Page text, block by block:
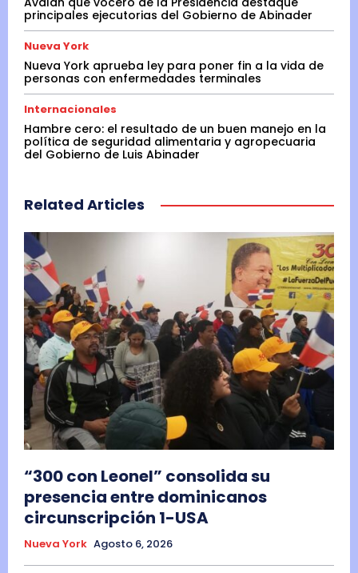
principales ejecutorias del Gobierno de Abinader
Nueva York
Nueva York aprueba ley para poner fin a la vida de
personas con enfermedades terminales
Internacionales
Hambre cero: el resultado de un buen manejo en la
política de seguridad alimentaria y agropecuaria
del Gobierno de Luis Abinader
Related Articles
“300 con Leonel” consolida su
presencia entre dominicanos
circunscripción 1-USA
Nueva York Agosto 6, 2026